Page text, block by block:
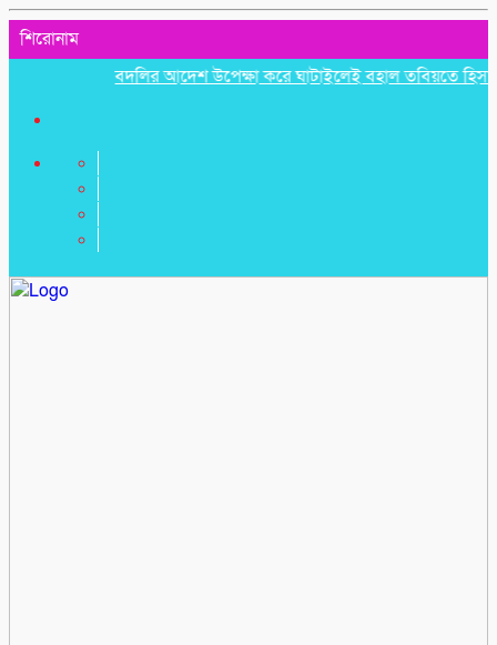
শিরোনাম
বদলির আদেশ উপেক্ষা করে ঘাটাইলেই বহাল তবিয়তে হিসাব